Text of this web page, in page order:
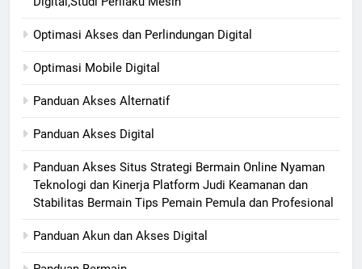
Optimasi Akses dan Perlindungan Digital
Optimasi Mobile Digital
Panduan Akses Alternatif
Panduan Akses Digital
Panduan Akses Situs Strategi Bermain Online Nyaman
Teknologi dan Kinerja Platform Judi Keamanan dan
Stabilitas Bermain Tips Pemain Pemula dan Profesional
Panduan Akun dan Akses Digital